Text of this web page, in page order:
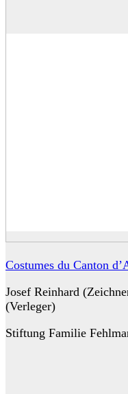
Costumes du Canton
Josef Reinhard
(Verleger)
Stiftung Familie